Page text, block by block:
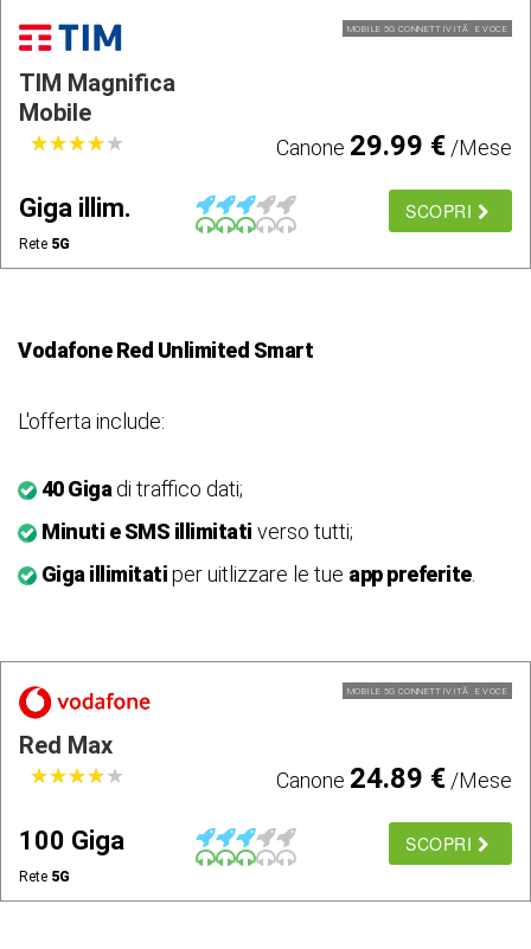
MOBILE 5G CONNETTIVITÃ E VOCE
TIM Magnifica
Mobile
★★★★★
★★★★★ Canone 29.99 €/Mese
Giga illim.
Rete 5G
SCOPRI
Vodafone Red Unlimited Smart
L'offerta include:
40 Giga di traffico dati;
Minuti e SMS illimitati verso tutti;
Giga illimitatiper uitlizzare le tue app preferite.
MOBILE 5G CONNETTIVITÃ E VOCE
Red Max
★★★★★
★★★★★ Canone 24.89 €/Mese
100 Giga
Rete 5G
SCOPRI